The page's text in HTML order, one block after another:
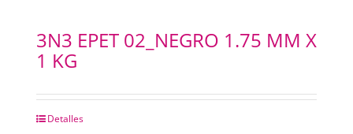
3N3 EPET 02_NEGRO 1.75 MM X
1 KG
Detalles